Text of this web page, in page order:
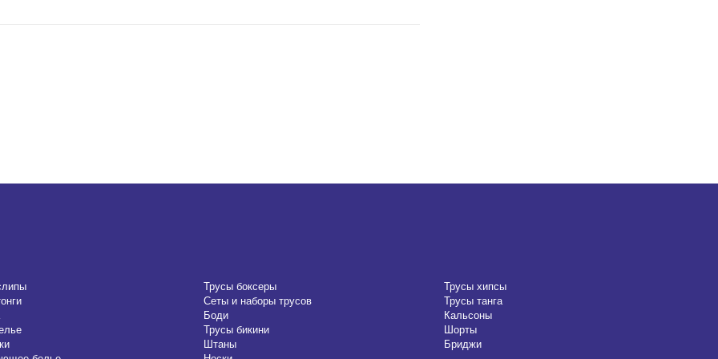
Трусы боксеры
Трусы хипсы
Сеты и наборы трусов
Трусы танга
Боди
Кальсоны
Трусы бикини
Шорты
Штаны
Бриджи